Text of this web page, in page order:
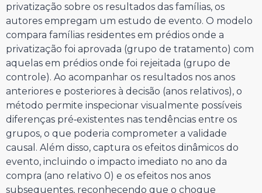
privatização sobre os resultados das famílias, os
autores empregam um estudo de evento. O modelo
compara famílias residentes em prédios onde a
privatização foi aprovada (grupo de tratamento) com
aquelas em prédios onde foi rejeitada (grupo de
controle). Ao acompanhar os resultados nos anos
anteriores e posteriores à decisão (anos relativos), o
método permite inspecionar visualmente possíveis
diferenças pré‑existentes nas tendências entre os
grupos, o que poderia comprometer a validade
causal. Além disso, captura os efeitos dinâmicos do
evento, incluindo o impacto imediato no ano da
compra (ano relativo 0) e os efeitos nos anos
subsequentes, reconhecendo que o choque